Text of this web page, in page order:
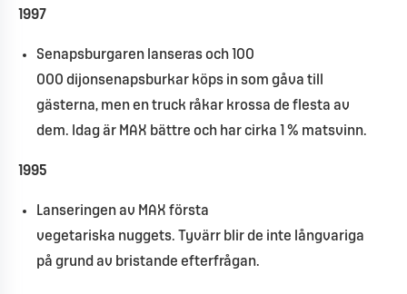
1997
Senapsburgaren lanseras och 100
000 dijonsenapsburkar köps in som gåva till
gästerna, men en truck råkar krossa de flesta av
dem. Idag är MAX bättre och har cirka 1 % matsvinn.
1995
Lanseringen av MAX första
vegetariska nuggets. Tyvärr blir de inte långvariga
på grund av bristande efterfrågan.